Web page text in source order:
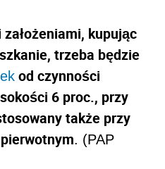
kupując
trzeba będzie
od czynności
6 proc., przy
także przy
. (PAP